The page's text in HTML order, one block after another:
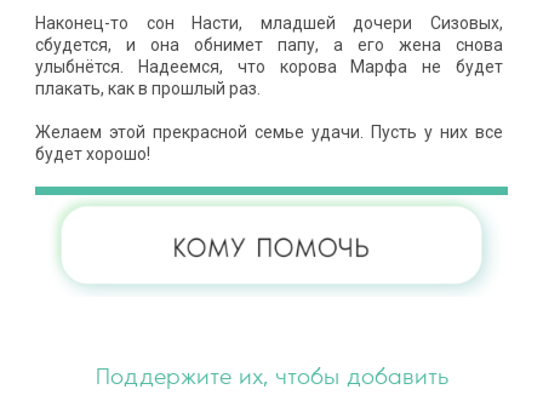
Наконец-то сон Насти, младшей дочери Сизовых,
сбудется, и она обнимет папу, а его жена снова
улыбнётся. Надеемся, что корова Марфа не будет
плакать, как в прошлый раз.
Желаем этой прекрасной семье удачи. Пусть у них все
будет хорошо!
Поддержите их, чтобы добавить